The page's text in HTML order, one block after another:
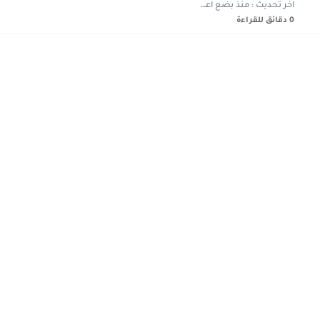
اخر تحديث :منذ بضع اعوام
0 دقائق للقراءة